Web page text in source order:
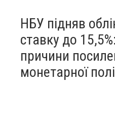
НБУ підняв
ставку до 15,5%:
причини
монетарної